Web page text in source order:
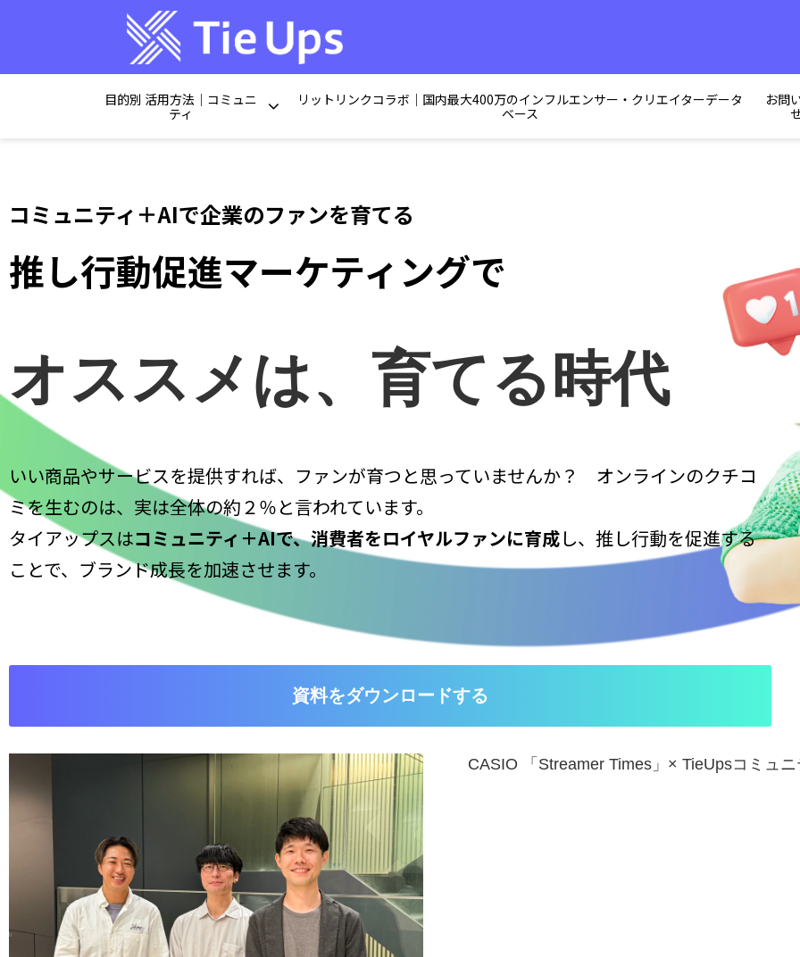
目的別 活用方法｜コミュニ
ティ
リットリンクコラボ｜国内最大400万のインフルエンサー・クリエイターデータ
ベース
お問
コミュニティ＋AIで企業のファンを育てる
推し行動促進マーケティングで
オススメは、育てる時代
いい商品やサービスを提供すれば、ファンが育つと思っていませんか？ オンラインのクチコ
ミを生むのは、実は全体の約２％と言われています。
タイアップスはコミュニティ＋AIで、消費者をロイヤルファンに育成し、推し行動を促進する
ことで、ブランド成長を加速させます。
資料をダウンロードする
CASIO 「Streamer Times」× TieUpsコミュ